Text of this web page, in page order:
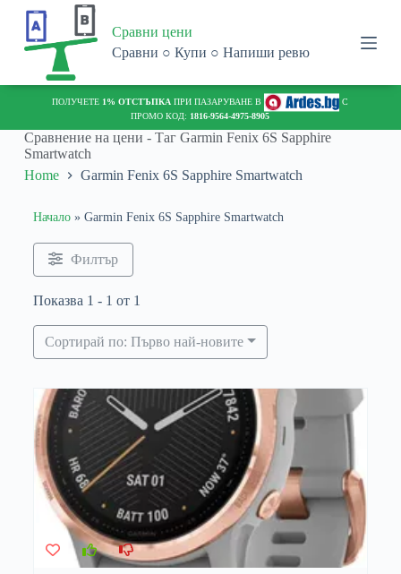
o
Сравни цени
Сравни ○ Купи ○ Напиши ревю
ПОЛУЧЕТЕ 1% ОТСТЪПКА ПРИ ПАЗАРУВАНЕ В
С
ПРОМО КОД: 1816-9564-4975-8905
Сравнение на цени - ТагGarmin Fenix 6S Sapphire
Smartwatch
Home
Garmin Fenix 6S Sapphire Smartwatch
Начало» Garmin Fenix 6S Sapphire Smartwatch
Филтър
Показва 1 - 1 от 1
Сортирай по: Първо най-новите